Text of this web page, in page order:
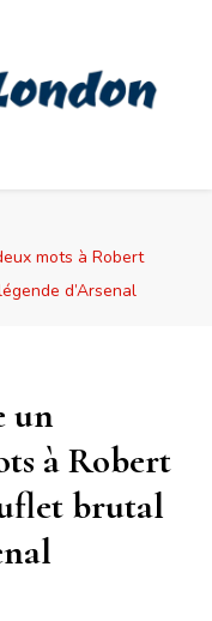
mots à Robert
d’Arsenal
un
à Robert
brutal